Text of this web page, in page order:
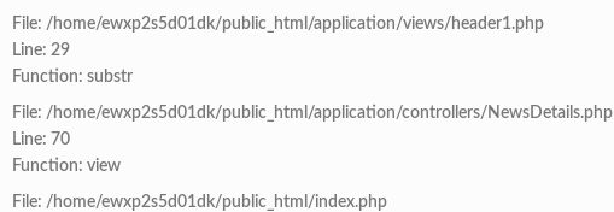
File: /home/ewxp2s5d01dk/public_html/application/views/header1.php
Line: 29
Function: substr
File: /home/ewxp2s5d01dk/public_html/application/controllers/NewsDetails.php
Line: 70
Function: view
File: /home/ewxp2s5d01dk/public_html/index.php